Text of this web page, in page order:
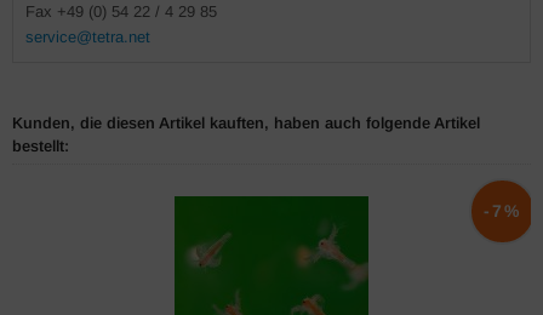
Fax +49 (0) 54 22 / 4 29 85
service@tetra.net
Kunden, die diesen Artikel kauften, haben auch folgende Artikel
bestellt:
-7%